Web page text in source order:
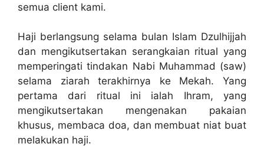
semua client kami.
Haji berlangsung selama bulan Islam Dzulhijjah
dan mengikutsertakan serangkaian ritual yang
memperingati tindakan Nabi Muhammad (saw)
selama ziarah terakhirnya ke Mekah. Yang
pertama dari ritual ini ialah Ihram, yang
mengikutsertakan mengenakan pakaian
khusus, membaca doa, dan membuat niat buat
melakukan haji.